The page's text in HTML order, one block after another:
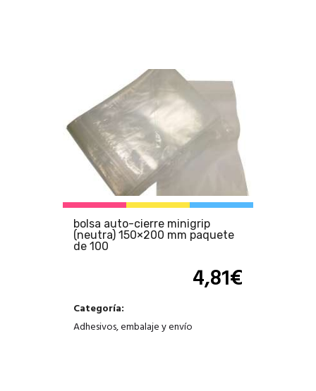
bolsa auto-cierre minigrip
(neutra) 150×200 mm paquete
de 100
4,81€
Categoría:
Adhesivos, embalaje y envío